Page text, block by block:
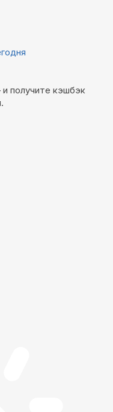
получите кэшбэк